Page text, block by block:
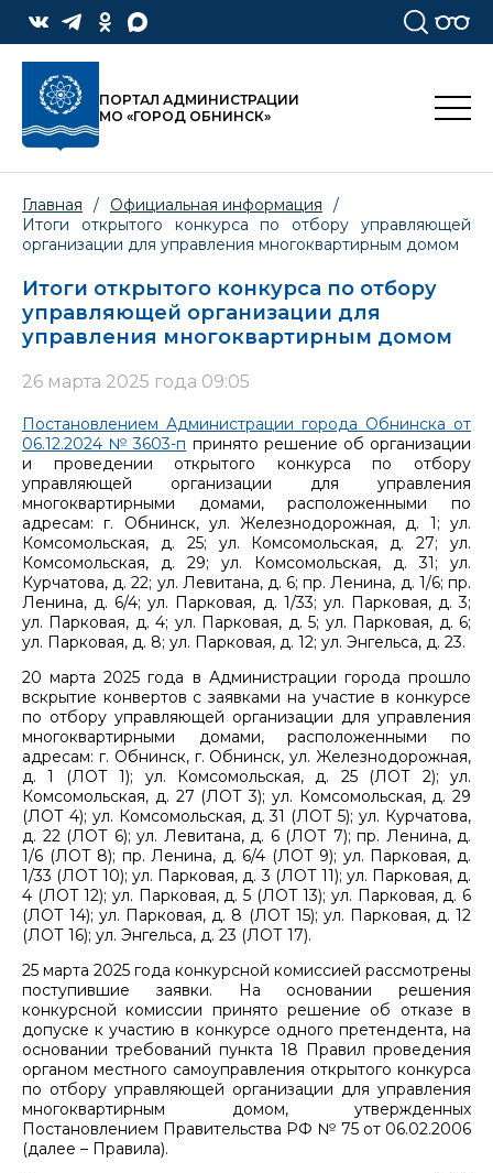
ПОРТАЛ АДМИНИСТРАЦИИ
МО «ГОРОД ОБНИНСК»
Главная / Официальная информация
/
Итоги открытого конкурса по отбору управляющей
организации для управления многоквартирным домом
Итоги открытого конкурса по отбору
управляющей организации для
управления многоквартирным домом
26 марта 2025 года 09:05
Постановлением Администрации города Обнинска от
06.12.2024 № 3603-п принято решение об организации
и проведении открытого конкурса по отбору
управляющей организации для управления
многоквартирными домами, расположенными по
адресам: г. Обнинск, ул. Железнодорожная, д. 1; ул.
Комсомольская, д. 25; ул. Комсомольская, д. 27; ул.
Комсомольская, д. 29; ул. Комсомольская, д. 31; ул.
Курчатова, д. 22; ул. Левитана, д. 6; пр. Ленина, д. 1/6; пр.
Ленина, д. 6/4; ул. Парковая, д. 1/33; ул. Парковая, д. 3;
ул. Парковая, д. 4; ул. Парковая, д. 5; ул. Парковая, д. 6;
ул. Парковая, д. 8; ул. Парковая, д. 12; ул. Энгельса, д. 23.
20 марта 2025 года в Администрации города прошло
вскрытие конвертов с заявками на участие в конкурсе
по отбору управляющей организации для управления
многоквартирными домами, расположенными по
адресам: г. Обнинск, г. Обнинск, ул. Железнодорожная,
д. 1 (ЛОТ 1); ул. Комсомольская, д. 25 (ЛОТ 2); ул.
Комсомольская, д. 27 (ЛОТ 3); ул. Комсомольская, д. 29
(ЛОТ 4); ул. Комсомольская, д. 31 (ЛОТ 5); ул. Курчатова,
д. 22 (ЛОТ 6); ул. Левитана, д. 6 (ЛОТ 7); пр. Ленина, д.
1/6 (ЛОТ 8); пр. Ленина, д. 6/4 (ЛОТ 9); ул. Парковая, д.
1/33 (ЛОТ 10); ул. Парковая, д. 3 (ЛОТ 11); ул. Парковая, д.
4 (ЛОТ 12); ул. Парковая, д. 5 (ЛОТ 13); ул. Парковая, д. 6
(ЛОТ 14); ул. Парковая, д. 8 (ЛОТ 15); ул. Парковая, д. 12
(ЛОТ 16); ул. Энгельса, д. 23 (ЛОТ 17).
25 марта 2025 года конкурсной комиссией рассмотрены
поступившие заявки. На основании решения
конкурсной комиссии принято решение об отказе в
допуске к участию в конкурсе одного претендента, на
основании требований пункта 18 Правил проведения
органом местного самоуправления открытого конкурса
по отбору управляющей организации для управления
многоквартирным домом, утвержденных
Постановлением Правительства РФ № 75 от 06.02.2006
(далее – Правила).